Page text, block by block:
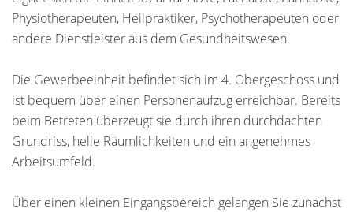
Physiotherapeuten, Heilpraktiker, Psychotherapeuten oder
andere Dienstleister aus dem Gesundheitswesen.
Die Gewerbeeinheit befindet sich im 4. Obergeschoss und
ist bequem über einen Personenaufzug erreichbar. Bereits
beim Betreten überzeugt sie durch ihren durchdachten
Grundriss, helle Räumlichkeiten und ein angenehmes
Arbeitsumfeld.
Über einen kleinen Eingangsbereich gelangen Sie zunächst